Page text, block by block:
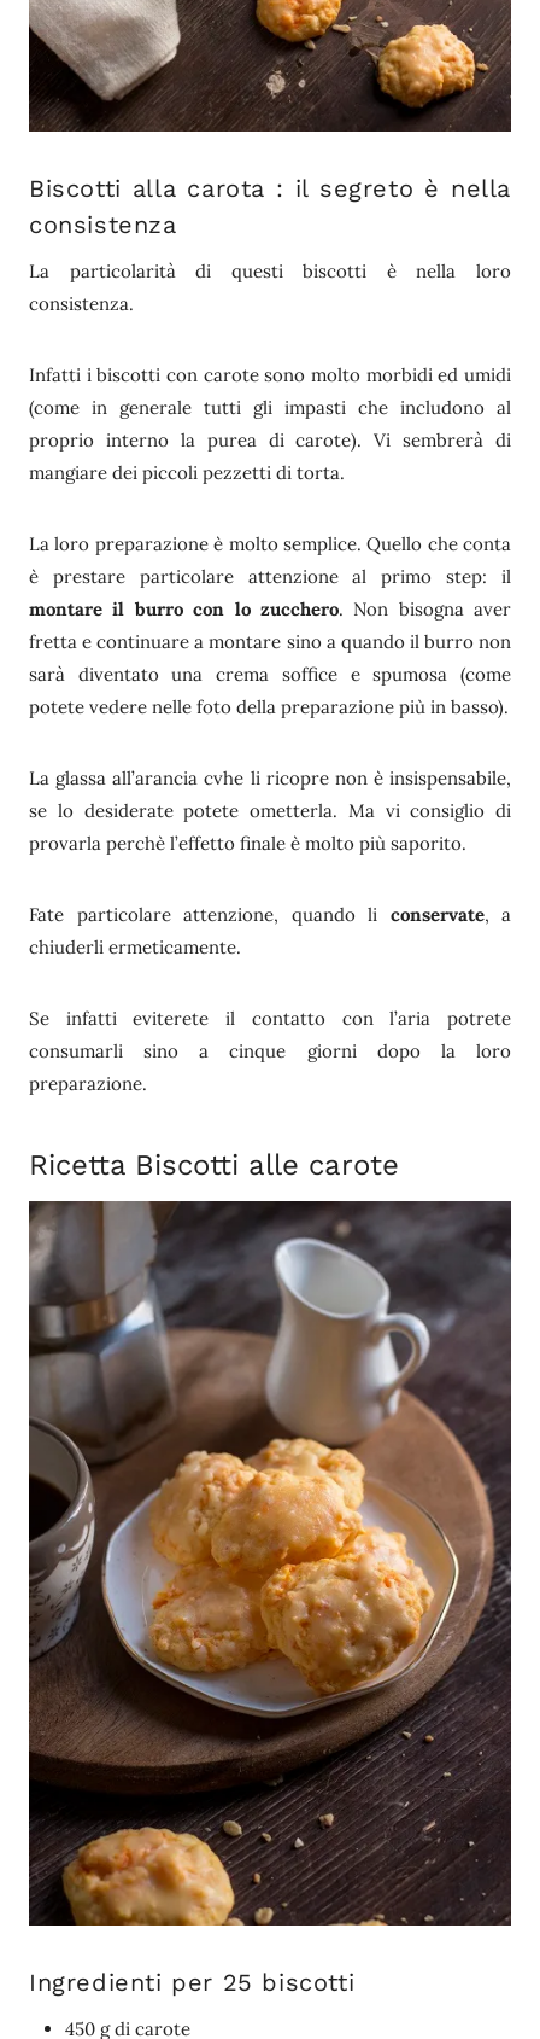
Biscotti alla carota : il segreto è nella
consistenza
La particolarità di questi biscotti è nella loro
consistenza.
Infatti i biscotti con carote sono molto morbidi ed umidi
(come in generale tutti gli impasti che includono al
proprio interno la purea di carote). Vi sembrerà di
mangiare dei piccoli pezzetti di torta.
La loro preparazione è molto semplice. Quello che conta
è prestare particolare attenzione al primo step: il
montare il burro con lo zucchero. Non bisogna aver
fretta e continuare a montare sino a quando il burro non
sarà diventato una crema soffice e spumosa (come
potete vedere nelle foto della preparazione più in basso).
La glassa all’arancia cvhe li ricopre non è insispensabile,
se lo desiderate potete ometterla. Ma vi consiglio di
provarla perchè l’effetto finale è molto più saporito.
Fate particolare attenzione, quando li conservate, a
chiuderli ermeticamente.
Se infatti eviterete il contatto con l’aria potrete
consumarli sino a cinque giorni dopo la loro
preparazione.
Ricetta Biscotti alle carote
Ingredienti per 25 biscotti
450 g di carote